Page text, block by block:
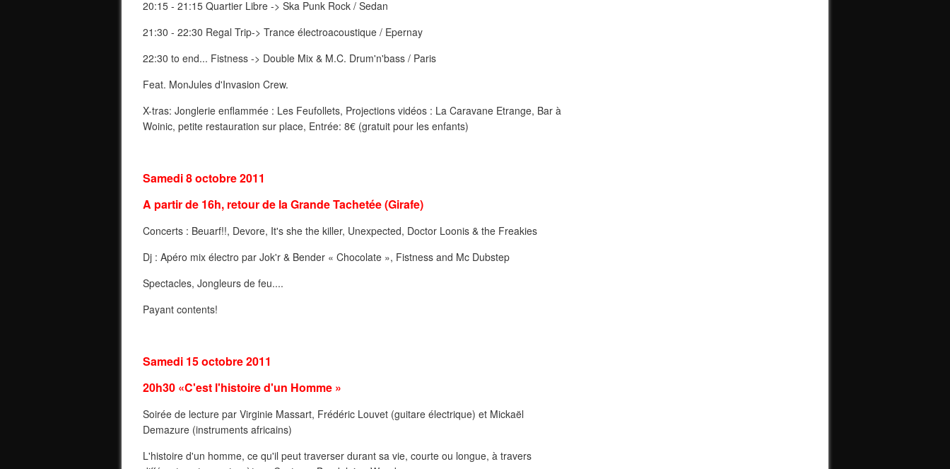
20:15 - 21:15 Quartier Libre -> Ska Punk Rock / Sedan
21:30 - 22:30 Regal Trip-> Trance électroacoustique / Epernay
22:30 to end... Fistness -> Double Mix & M.C. Drum'n'bass / Paris
Feat. MonJules d'Invasion Crew.
X-tras: Jonglerie enflammée : Les Feufollets, Projections vidéos : La Caravane Etrange, Bar à
Woinic, petite restauration sur place, Entrée: 8€ (gratuit pour les enfants)
Samedi 8 octobre 2011
A partir de 16h, retour de la Grande Tachetée (Girafe)
Concerts : Beuarf!!, Devore, It's she the killer, Unexpected, Doctor Loonis & the Freakies
Dj : Apéro mix électro par Jok'r & Bender « Chocolate », Fistness and Mc Dubstep
Spectacles, Jongleurs de feu....
Payant contents!
Samedi 15 octobre 2011
20h30 «C'est l'histoire d'un Homme »
Soirée de lecture par Virginie Massart, Frédéric Louvet (guitare électrique) et Mickaël
Demazure (instruments africains)
L'histoire d'un homme, ce qu'il peut traverser durant sa vie, courte ou longue, à travers